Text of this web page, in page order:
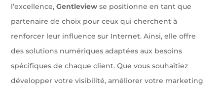
l’excellence,Gentleview se positionne en tant que
partenaire de choix pour ceux qui cherchent à
renforcer leur influence sur Internet. Ainsi, elle offre
des solutions numériques adaptées aux besoins
spécifiques de chaque client. Que vous souhaitiez
développer votre visibilité, améliorer votre marketing